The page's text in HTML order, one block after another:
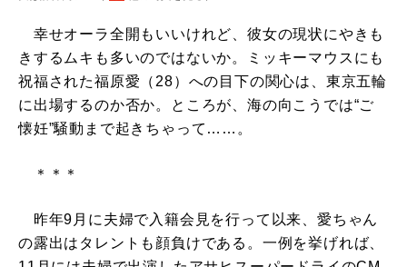
幸せオーラ全開もいいけれど、彼女の現状にやきも
きするムキも多いのではないか。ミッキーマウスにも
祝福された福原愛（28）への目下の関心は、東京五輪
に出場するのか否か。ところが、海の向こうでは“ご
懐妊”騒動まで起きちゃって……。
＊＊＊
昨年9月に夫婦で入籍会見を行って以来、愛ちゃん
の露出はタレントも顔負けである。一例を挙げれば、